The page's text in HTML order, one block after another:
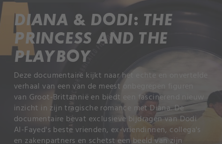
DIANA & DODI: THE
PRINCESS AND THE
PLAYBOY
Deze documentaire kijkt naar het echte en onvertelde
verhaal van een van de meest onbegrepen figuren
van Groot-Brittannië en biedt een fascinerend nieuw
inzicht in zijn tragische romance met Diana. De
documentaire bevat exclusieve bijdragen van Dodi
Al-Fayed's beste vrienden, ex-vriendinnen, collega's
en zakenpartners en schetst een beeld van zijn